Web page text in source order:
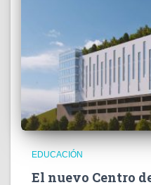
EDUCACIÓN
El nuevo Centro